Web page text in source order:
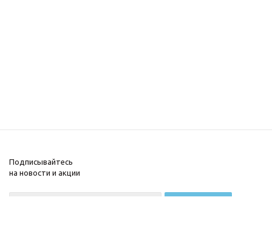
Подписывайтесь
на новости и акции